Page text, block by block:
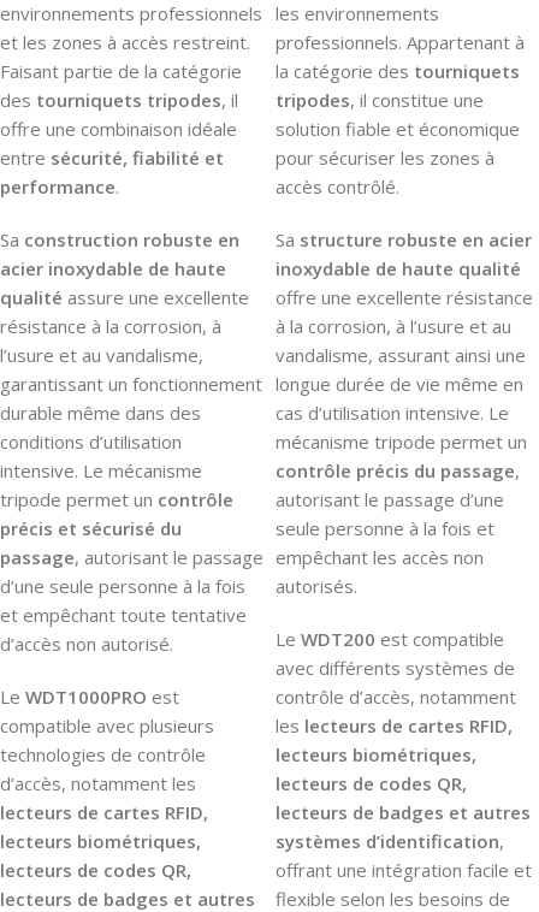
environnements professionnels
et les zones à accès restreint.
Faisant partie de la catégorie
des tourniquets tripodes, il
offre une combinaison idéale
entre sécurité, fiabilité et
performance.
Sa construction robuste en
acier inoxydable de haute
qualité assure une excellente
résistance à la corrosion, à
l’usure et au vandalisme,
garantissant un fonctionnement
durable même dans des
conditions d’utilisation
intensive. Le mécanisme
tripode permet un contrôle
précis et sécurisé du
passage, autorisant le passage
d’une seule personne à la fois
et empêchant toute tentative
d’accès non autorisé.
Le WDT1000PRO est
compatible avec plusieurs
technologies de contrôle
d’accès, notamment les
lecteurs de cartes RFID,
lecteurs biométriques,
lecteurs de codes QR,
lecteurs de badges et autres
les environnements
professionnels. Appartenant à
la catégorie des tourniquets
tripodes, il constitue une
solution fiable et économique
pour sécuriser les zones à
accès contrôlé.
Sa structure robuste en acier
inoxydable de haute qualité
offre une excellente résistance
à la corrosion, à l’usure et au
vandalisme, assurant ainsi une
longue durée de vie même en
cas d’utilisation intensive. Le
mécanisme tripode permet un
contrôle précis du passage,
autorisant le passage d’une
seule personne à la fois et
empêchant les accès non
autorisés.
Le WDT200 est compatible
avec différents systèmes de
contrôle d’accès, notamment
les lecteurs de cartes RFID,
lecteurs biométriques,
lecteurs de codes QR,
lecteurs de badges et autres
systèmes d’identification,
offrant une intégration facile et
flexible selon les besoins de